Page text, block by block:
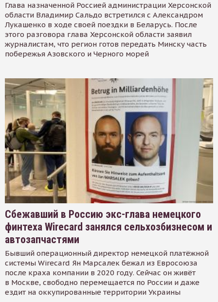
Глава назначенной Россией администрации Херсонской
области Владимир Сальдо встретился с Александром
Лукашенко в ходе своей поездки в Беларусь. После
этого разговора глава Херсонской области заявил
журналистам, что регион готов передать Минску часть
побережья Азовского и Черного морей
Сбежавший в Россию экс-глава немецкого
финтеха Wirecard занялся сельхозбизнесом и
автозапчастями
Бывший операционный директор немецкой платёжной
системы Wirecard Ян Марсалек бежал из Евросоюза
после краха компании в 2020 году. Сейчас он живёт
в Москве, свободно перемещается по России и даже
ездит на оккупированные территории Украины